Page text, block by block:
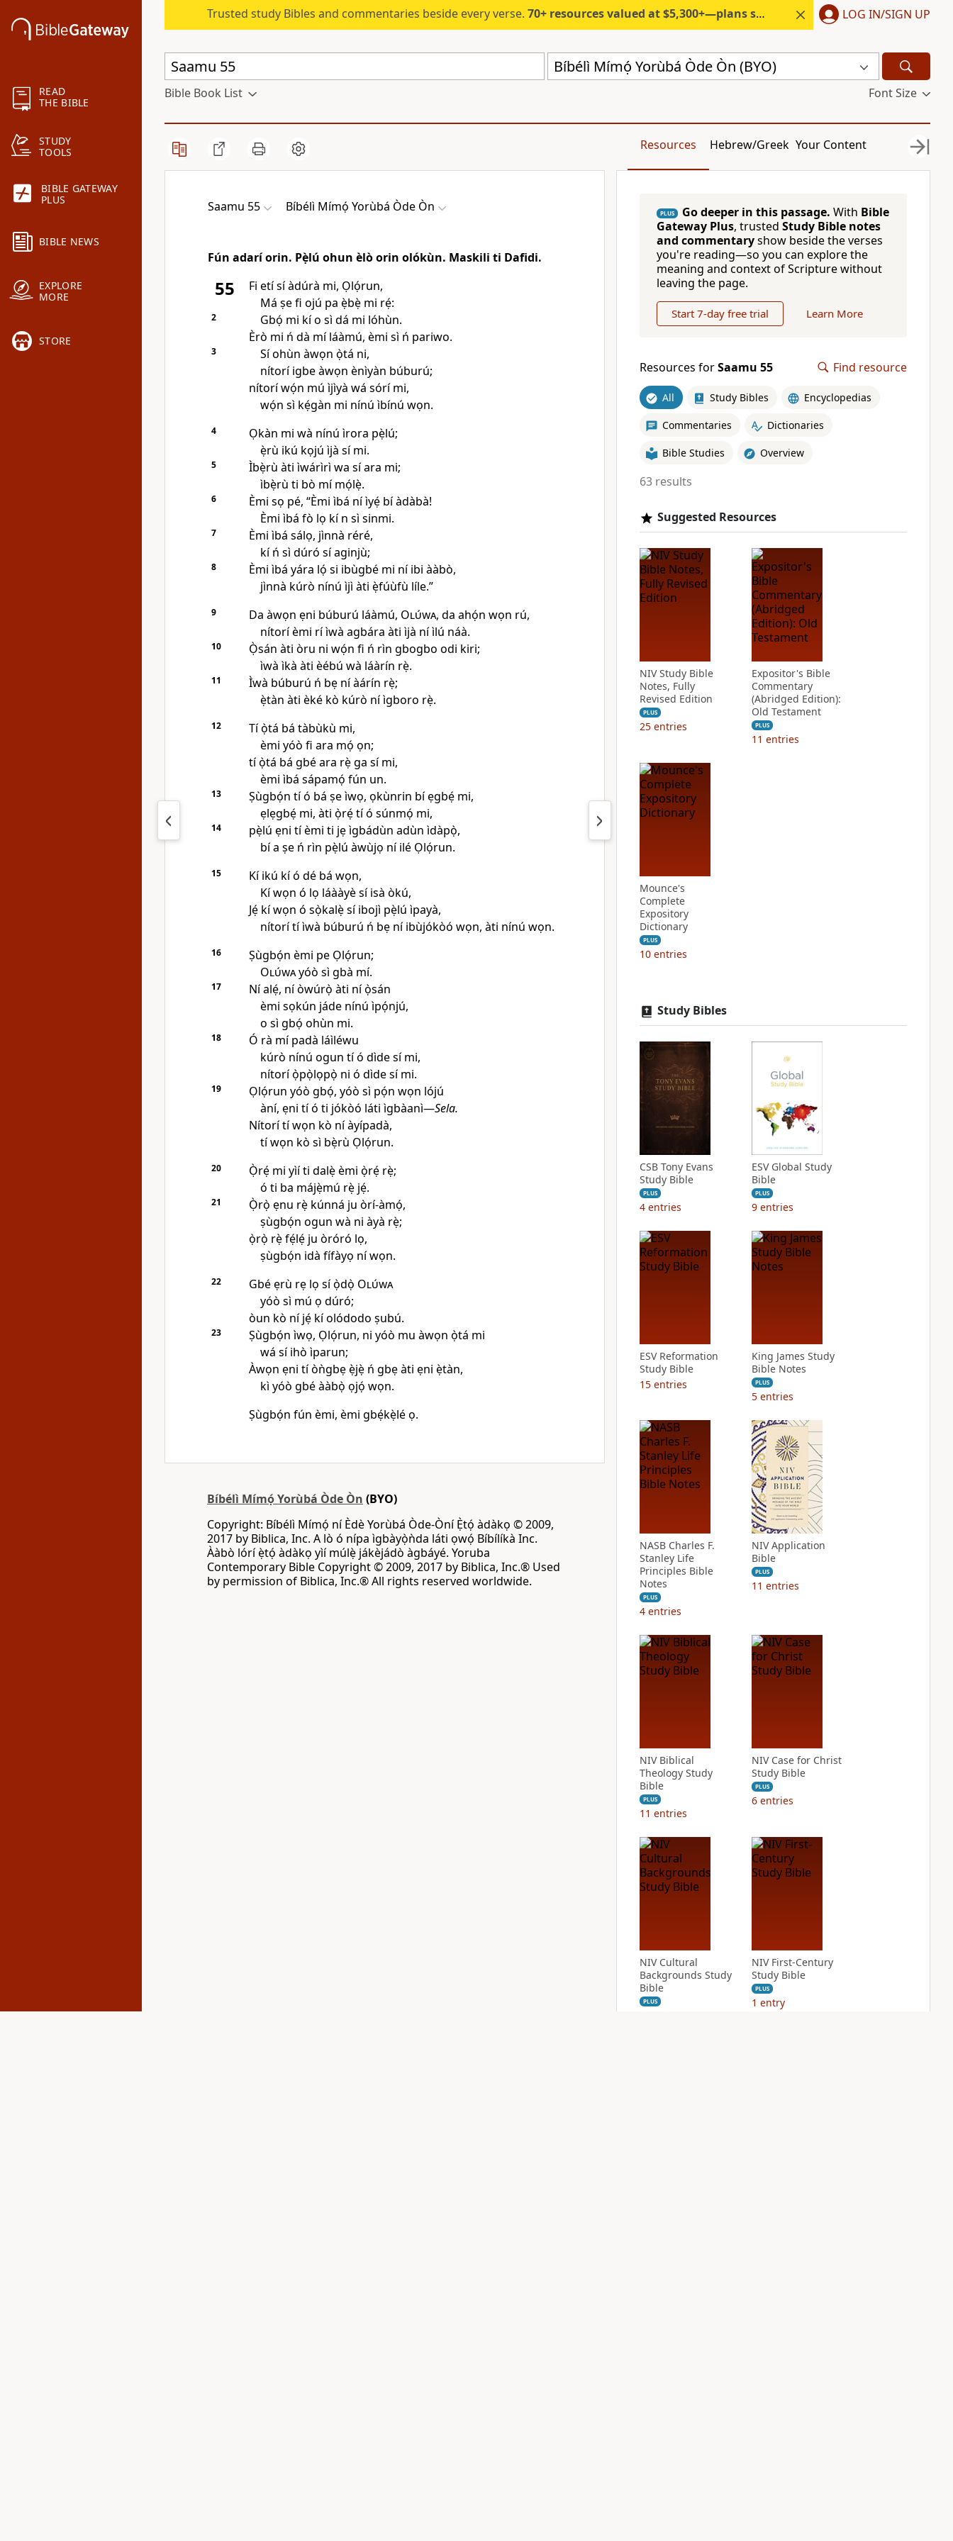
READ
THE BIBLE
STUDY
TOOLS
BIBLE GATEWAY
PLUS
BIBLE NEWS
EXPLORE
MORE
STORE
Trusted study Bibles and commentaries beside every verse. 70+ resources valued at $5,300+—plans start under $6/month. LOG IN/SIGN UP
Bíbélì Mímọ́ Yorùbá Òde Òn (BYO)
Bible Book List Font Size
Resources Hebrew/Greek Your Content
Saamu 55 Bíbélì Mímọ́ Yorùbá Òde Òn
Fún adarí orin. Pẹ̀lú ohun èlò orin olókùn. Maskili ti Dafidi.
55
Fi etí sí àdúrà mi, Ọlọ́run,
Má ṣe fi ojú pa ẹ̀bẹ̀ mi rẹ́:
2
Gbọ́ mi kí o sì dá mi lóhùn.
Èrò mi ń dà mí láàmú, èmi sì ń pariwo.
3
Sí ohùn àwọn ọ̀tá ni,
nítorí igbe àwọn ènìyàn búburú;
nítorí wọ́n mú ìjìyà wá sórí mi,
wọ́n sì kẹ́gàn mi nínú ìbínú wọn.
4
Ọkàn mi wà nínú ìrora pẹ̀lú;
ẹ̀rù ikú kọjú ìjà sí mi.
5
Ìbẹ̀rù àti ìwárìrì wa sí ara mi;
ìbẹ̀rù ti bò mí mọ́lẹ̀.
6
Èmi sọ pé, “Èmi ìbá ní ìyẹ́ bí àdàbà!
Èmi ìbá fò lọ kí n sì sinmi.
7
Èmi ìbá sálọ, jìnnà réré,
kí ń sì dúró sí aginjù;
8
Èmi ìbá yára lọ́ si ibùgbé mi ní ibi ààbò,
jìnnà kúrò nínú ìjì àti ẹ̀fúùfù líle.”
9 Da àwọn ẹni búburú láàmú, Olúwa, da ahọ́n wọn rú,
nítorí èmi rí ìwà agbára àti ìjà ní ìlú náà.
10
Ọ̀sán àti òru ni wọ́n fi ń rìn gbogbo odi kiri;
ìwà ìkà àti èébú wà láàrín rẹ̀.
11
Ìwà búburú ń bẹ ní àárín rẹ̀;
ẹ̀tàn àti èké kò kúrò ní ìgboro rẹ̀.
12
Tí ọ̀tá bá tàbùkù mi,
èmi yóò fi ara mọ́ ọn;
tí ọ̀tá bá gbé ara rẹ̀ ga sí mi,
èmi ìbá sápamọ́ fún un.
13
Ṣùgbọ́n tí ó bá ṣe ìwọ, ọkùnrin bí ẹgbẹ́ mi,
ẹlẹgbẹ́ mi, àti ọ̀rẹ́ tí ó súnmọ́ mi,
14
pẹ̀lú ẹni tí èmi ti jẹ ìgbádùn adùn ìdàpọ̀,
bí a ṣe ń rìn pẹ̀lú àwùjọ ní ilé Ọlọ́run.
15
Kí ikú kí ó dé bá wọn,
Kí wọn ó lọ láààyè sí isà òkú,
Jẹ́ kí wọn ó sọ̀kalẹ̀ sí ibojì pẹ̀lú ìpayà,
nítorí tí ìwà búburú ń bẹ ní ibùjókòó wọn, àti nínú wọn.
16
Ṣùgbọ́n èmi pe Ọlọ́run;
Olúwayóò sì gbà mí.
17
Ní alẹ́, ní òwúrọ̀ àti ní ọ̀sán
èmi sọkún jáde nínú ìpọ́njú,
o sì gbọ́ ohùn mi.
18
Ó rà mí padà láìléwu
kúrò nínú ogun tí ó dìde sí mi,
nítorí ọ̀pọ̀lọpọ̀ ni ó dìde sí mi.
19
Ọlọ́run yóò gbọ́, yóò sì pọ́n wọn lójú
àní, ẹni tí ó ti jókòó láti ìgbàanì—Sela.
Nítorí tí wọn kò ní àyípadà,
tí wọn kò sì bẹ̀rù Ọlọ́run.
20
Ọ̀rẹ́ mi yìí ti dalẹ̀ èmi ọ̀rẹ́ rẹ̀;
ó ti ba májẹ̀mú rẹ̀ jẹ́.
21
Ọ̀rọ̀ ẹnu rẹ̀ kúnná ju òrí-àmọ́,
ṣùgbọ́n ogun wà ni àyà rẹ̀;
ọ̀rọ̀ rẹ̀ fẹ́lẹ́ ju òróró lọ,
ṣùgbọ́n idà fífàyọ ní wọn.
22 Gbé ẹrù rẹ lọ sí ọ̀dọ̀ Olúwa
yóò sì mú ọ dúró;
òun kò ní jẹ́ kí olódodo ṣubú.
23
Ṣùgbọ́n ìwọ, Ọlọ́run, ni yóò mu àwọn ọ̀tá mi
wá sí ihò ìparun;
Àwọn ẹni tí òǹgbẹ ẹ̀jẹ̀ ń gbẹ àti ẹni ẹ̀tàn,
kì yóò gbé ààbọ̀ ọjọ́ wọn.
Ṣùgbọ́n fún èmi, èmi gbẹ́kẹ̀lé ọ.
Bíbélì Mímọ́ Yorùbá Òde Òn (BYO)
Copyright: Bíbélì Mímọ́ ní Èdè Yorùbá Òde-Òní Ẹ̀tọ́ àdàkọ © 2009,
2017 by Biblica, Inc. A lò ó nípa ìgbàyọ̀ǹda láti ọwọ́ Bíbílíkà Inc.
Ààbò lórí ẹ̀tọ́ àdàkọ yìí múlẹ̀ jákèjádò àgbáyé. Yoruba
Contemporary Bible Copyright © 2009, 2017 by Biblica, Inc.® Used
by permission of Biblica, Inc.® All rights reserved worldwide.
PLUS Go deeper in this passage. With Bible
Gateway Plus, trusted Study Bible notes
and commentaryshow beside the verses
you're reading—so you can explore the
meaning and context of Scripture without
leaving the page.
Start 7-day free trial Learn More
Resources forSaamu 55 Find resource
All Study Bibles Encyclopedias
Commentaries Dictionaries
Bible Studies Overview
63 results
Suggested Resources
NIV Study Bible
Notes, Fully
Revised Edition
PLUS
25 entries
Expositor's Bible
Commentary
(Abridged Edition):
Old Testament
PLUS
11 entries
Mounce's
Complete
Expository
Dictionary
PLUS
10 entries
Study Bibles
CSB Tony Evans
Study Bible
PLUS
4 entries
ESV Global Study
Bible
PLUS
9 entries
ESV Reformation
Study Bible
15 entries
King James Study
Bible Notes
PLUS
5 entries
NASB Charles F.
Stanley Life
Principles Bible
Notes
PLUS
4 entries
NIV Application
Bible
PLUS
11 entries
NIV Biblical
Theology Study
Bible
PLUS
11 entries
NIV Case for Christ
Study Bible
PLUS
6 entries
NIV Cultural
Backgrounds Study
Bible
PLUS
NIV First-Century
Study Bible
PLUS
1 entry